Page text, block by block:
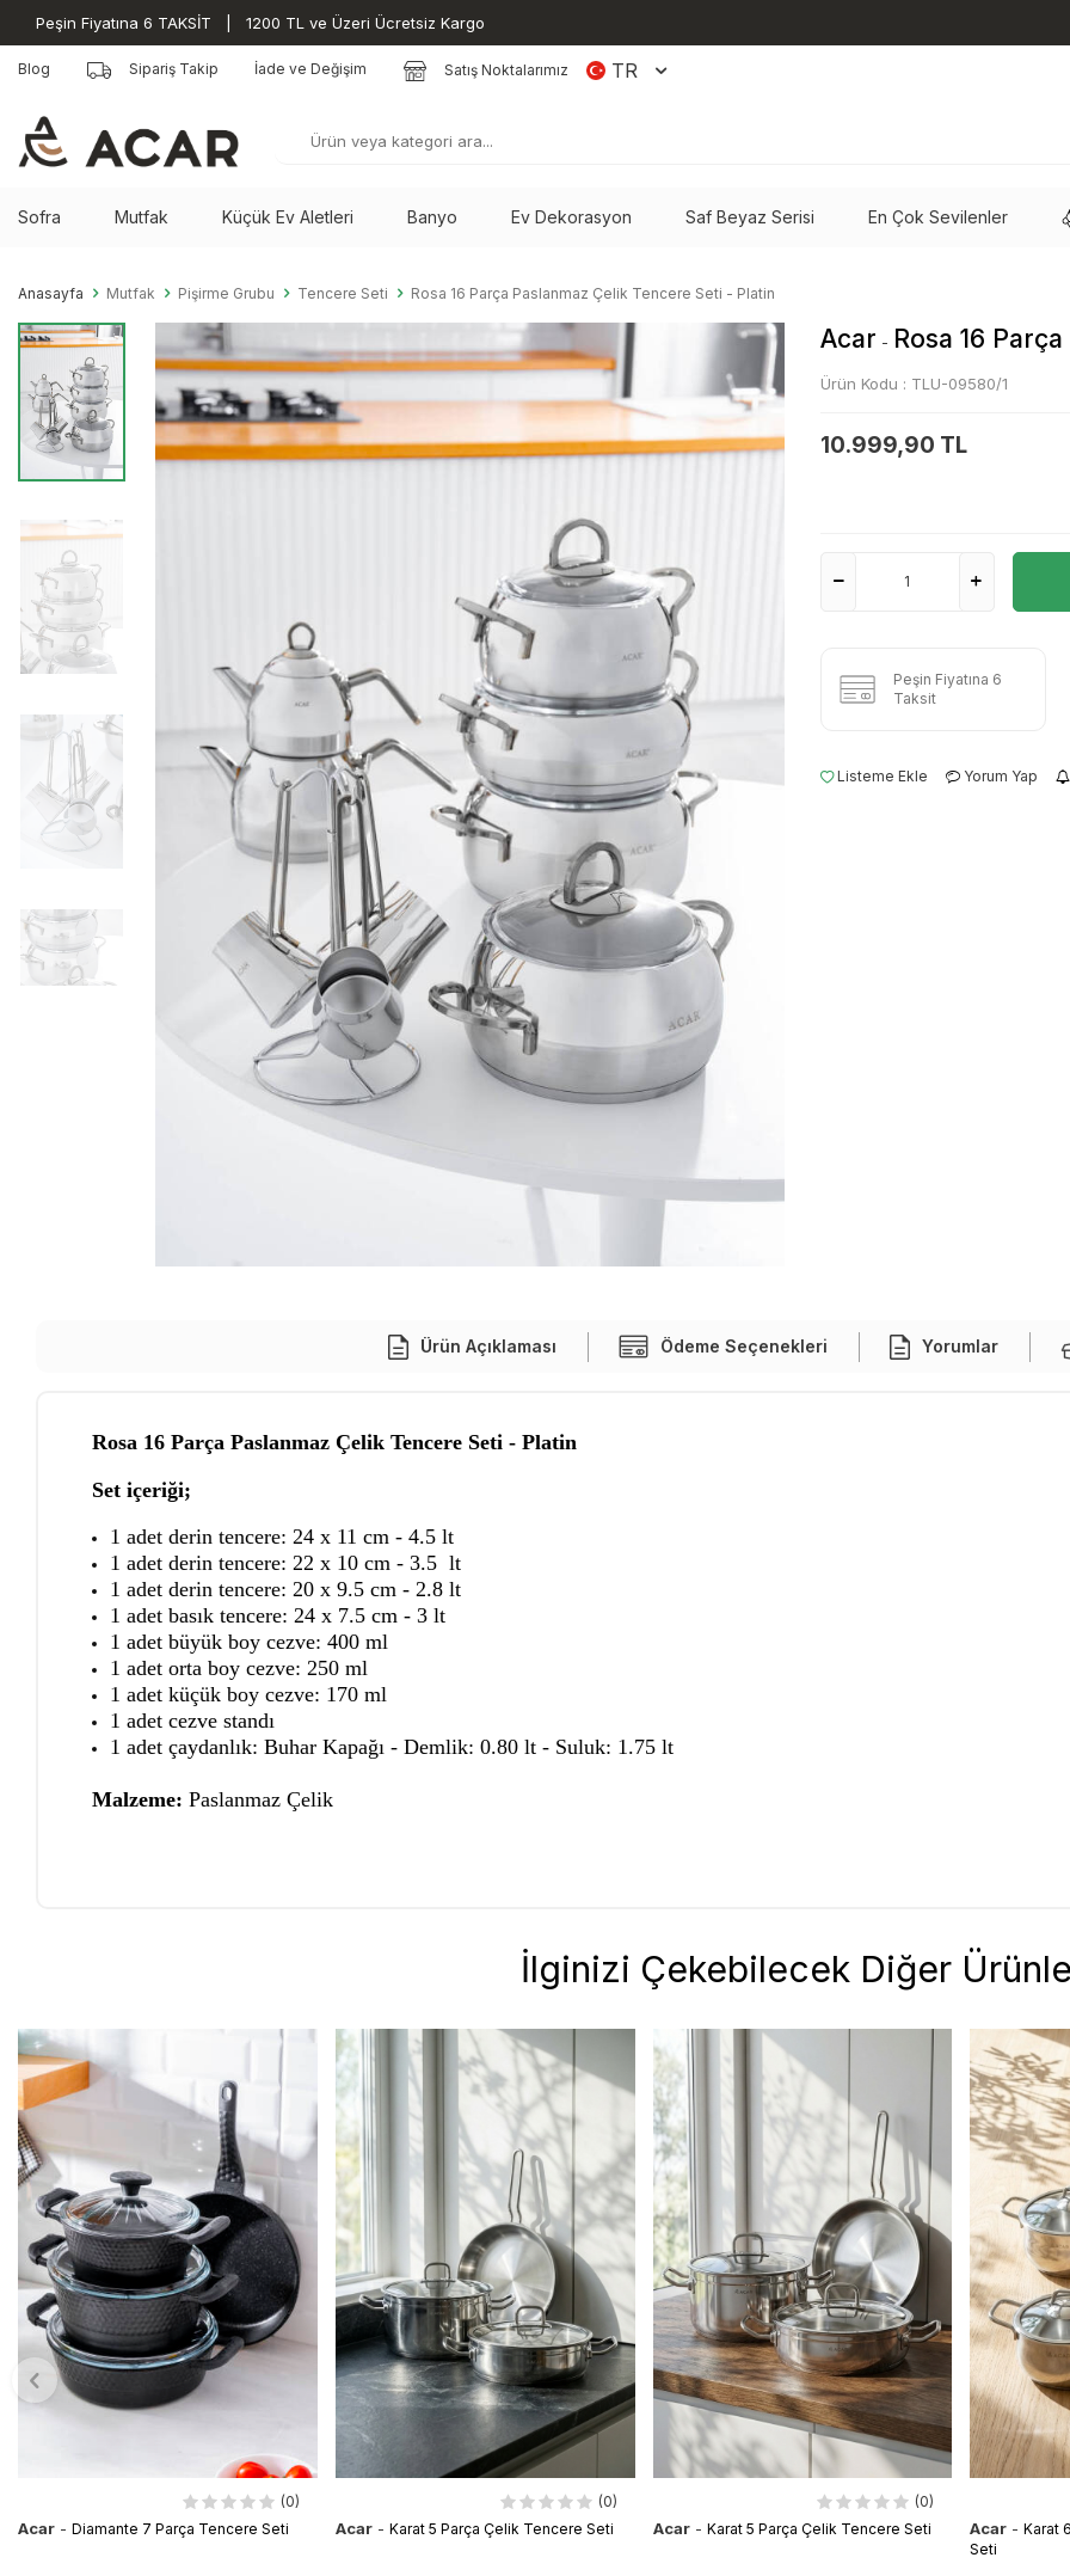
Peşin Fiyatına 6 TAKSİT | 1200 TL ve Üzeri Ücretsiz Kargo
Blog Sipariş Takip İade ve Değişim Satış Noktalarımız TR
Sofra Mutfak Küçük Ev Aletleri Banyo Ev Dekorasyon Saf Beyaz Serisi En Çok Sevilenler
Anasayfa Mutfak Pişirme Grubu Tencere Seti Rosa 16 Parça Paslanmaz Çelik Tencere Seti - Platin
Acar - Rosa 16
Ürün Kodu : TLU-09580/1
10.999,90 TL
Peşin Fiyatına 6
Taksit
Listeme Ekle Yorum Yap
Ürün Açıklaması Ödeme Seçenekleri Yorumlar
Rosa 16 Parça Paslanmaz Çelik Tencere Seti - Platin
Set içeriği;
1 adet derin tencere: 24 x 11 cm - 4.5 lt
1 adet derin tencere: 22 x 10 cm - 3.5 lt
1 adet derin tencere: 20 x 9.5 cm - 2.8 lt
1 adet basık tencere: 24 x 7.5 cm - 3 lt
1 adet büyük boy cezve: 400 ml
1 adet orta boy cezve: 250 ml
1 adet küçük boy cezve: 170 ml
1 adet cezve standı
1 adet çaydanlık: Buhar Kapağı - Demlik: 0.80 lt - Suluk: 1.75 lt
Malzeme: Paslanmaz Çelik
İlginizi Çekebilecek Diğer
(0)
Acar - Diamante 7 Parça Tencere Seti
(0)
Acar - Karat 5 Parça Çelik Tencere Seti
(0)
Acar - Karat 5 Parça Çelik Tencere Seti Acar - Karat
Seti